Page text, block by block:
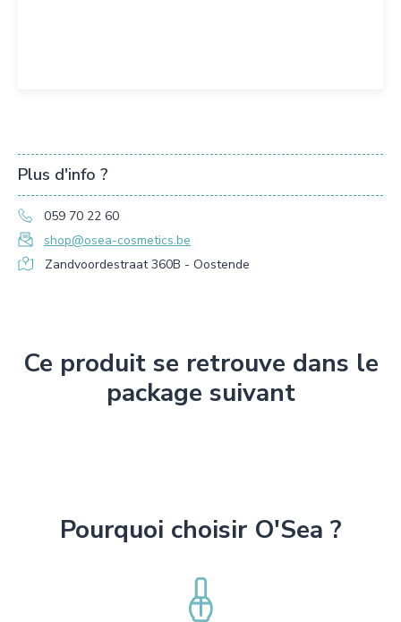
Plus d'info ?
059 70 22 60
shop@osea-cosmetics.be
Zandvoordestraat 360B - Oostende
Ce produit se retrouve dans le
package suivant
Pourquoi choisir O'Sea ?